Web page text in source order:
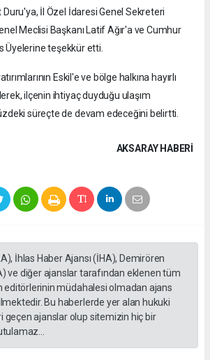
İl Özel İdaresi Genel Sekreteri
Meclisi Başkanı Latif Ağır'a ve Cumhur
Üyelerine teşekkür etti.
Eskil'e ve bölge halkına hayırlı
ilçenin ihtiyaç duyduğu ulaşım
süreçte de devam edeceğini belirtti.
AKSARAY HABERİ
İhlas Haber Ajansı (İHA), Demirören
ve diğer ajanslar tarafından eklenen tüm
editörlerinin müdahalesi olmadan ajans
Bu haberlerde yer alan hukuki
geçen ajanslar olup sitemizin hiç bir